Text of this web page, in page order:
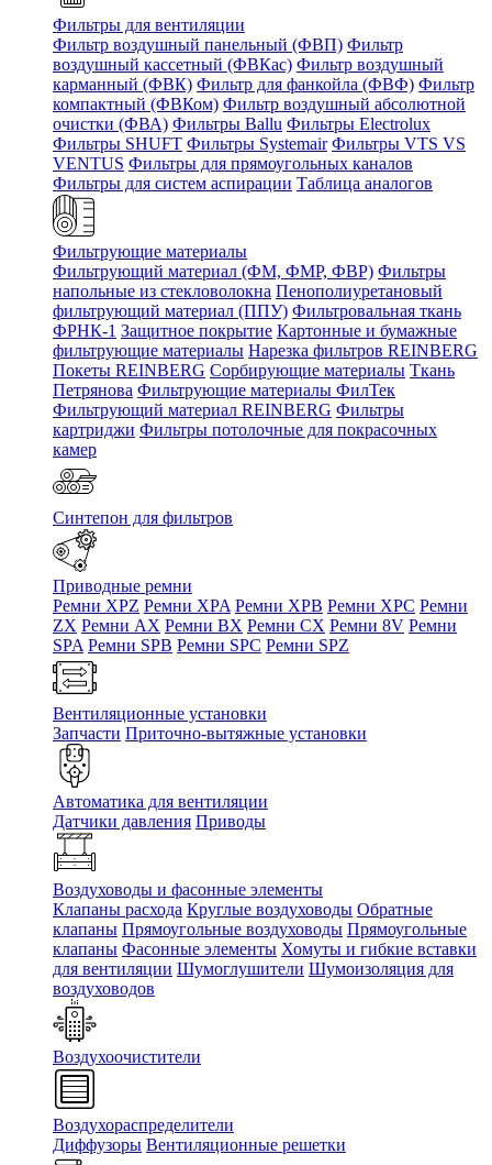
Фильтры для вентиляции
Фильтр воздушный панельный (ФВП) Фильтр
воздушный кассетный (ФВКас) Фильтр воздушный
карманный (ФВК) Фильтр для фанкойла (ФВФ) Фильтр
компактный (ФВКом) Фильтр воздушный абсолютной
очистки (ФВА) Фильтры Ballu Фильтры Electrolux
Фильтры SHUFT Фильтры Systemair Фильтры VTS VS
VENTUS Фильтры для прямоугольных каналов
Фильтры для систем аспирации Таблица аналогов
Фильтрующие материалы
Фильтрующий материал (ФМ, ФМР, ФВР) Фильтры
напольные из стекловолокна Пенополиуретановый
фильтрующий материал (ППУ) Фильтровальная ткань
ФРНК-1 Защитное покрытие Картонные и бумажные
фильтрующие материалы Нарезка фильтров REINBERG
Покеты REINBERG Сорбирующие материалы Ткань
Петрянова Фильтрующие материалы ФилТек
Фильтрующий материал REINBERG Фильтры
картриджи Фильтры потолочные для покрасочных
камер
Синтепон для фильтров
Приводные ремни
Ремни XPZ Ремни XPA Ремни XPB Ремни XPC Ремни
ZX Ремни AX Ремни BX Ремни CX Ремни 8V Ремни
SPA Ремни SPB Ремни SPC Ремни SPZ
Вентиляционные установки
Запчасти Приточно-вытяжные установки
Автоматика для вентиляции
Датчики давления Приводы
Воздуховоды и фасонные элементы
Клапаны расхода Круглые воздуховоды Обратные
клапаны Прямоугольные воздуховоды Прямоугольные
клапаны Фасонные элементы Хомуты и гибкие вставки
для вентиляции Шумоглушители Шумоизоляция для
воздуховодов
Воздухоочистители
Воздухораспределители
Диффузоры Вентиляционные решетки